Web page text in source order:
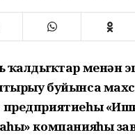
ҡалдыҡтар менән
буйынса
предприятиеһы
компанияһы